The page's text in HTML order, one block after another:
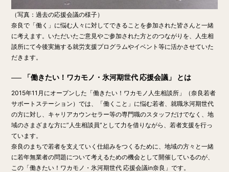
（写真：過去の応援会議の様子）
奈良で「働く」に悩む人々に対してできることを参加された皆さんと一緒
に考えます。いただいたご意見やご参加された方とのつながりを、人生相
談所にて今後実施する就労支援プログラムやイベント等に活かさせていた
だきます。
「働きたい！ワカモノ・氷河期世代 応援会議」 とは
2015年11月にオープンした「働きたい！ワカモノ人生相談所」（奈良若者
サポートステーション）では、「働くこと」に悩む若者、就職氷河期世代
の方に対し、キャリアカウンセラー等の専門職のスタッフだけでなく、地
域のさまざまな方に”人生相談員”として力を借りながら、若者支援を行っ
ています。
奈良のまちで若者を支えていく仕組みをつくるために、地域の方々と一緒
に若年無業者の問題について考えるための機会として開催しているのが、
この「働きたい！ワカモノ・氷河期世代 応援会議in奈良」です。